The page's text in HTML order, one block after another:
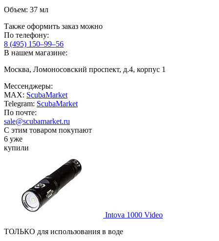
Объем: 37 мл
Также оформить заказ можно
По телефону:
8 (495) 150–99–56
В нашем магазине:
Москва, Ломоносовский проспект, д.4, корпус 1
Мессенджеры:
MAX: ScubaMarket
Telegram: ScubaMarket
По почте:
sale@scubamarket.ru
С этим товаром покупают
6 уже
купили
Intova 1000 Video
ТОЛЬКО для использования в воде